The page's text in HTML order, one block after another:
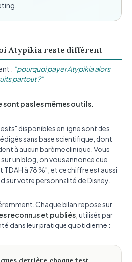
Atypikia reste différent
: "pourquoi payer Atypikia alors
partout ?"
sont pas les mêmes outils.
disponibles en ligne sont des
sans base scientifique, dont
à aucun barème clinique. Vous
un blog, on vous annonce que
à 78 %", et ce chiffre est aussi
sur votre personnalité de Disney.
Chaque bilan repose sur
reconnus et publiés , utilisés par
dans leur pratique quotidienne :
derrière chaque test